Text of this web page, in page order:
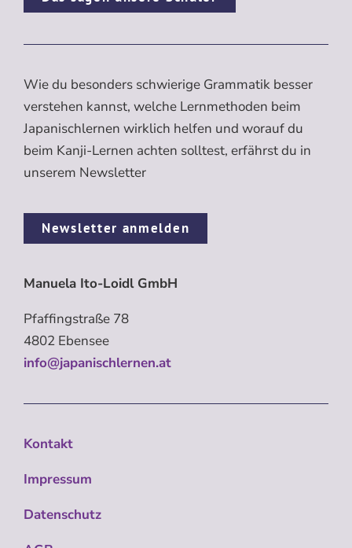
Wie du besonders schwierige Grammatik besser
verstehen kannst, welche Lernmethoden beim
Japanischlernen wirklich helfen und worauf du
beim Kanji-Lernen achten solltest, erfährst du in
unserem Newsletter
Newsletter anmelden
Manuela Ito-Loidl GmbH
Pfaffingstraße 78
4802 Ebensee
info@japanischlernen.at
Kontakt
Impressum
Datenschutz